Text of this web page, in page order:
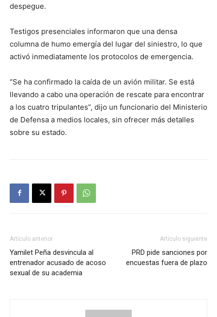
despegue.
Testigos presenciales informaron que una densa
columna de humo emergía del lugar del siniestro, lo que
activó inmediatamente los protocolos de emergencia.
“Se ha confirmado la caída de un avión militar. Se está
llevando a cabo una operación de rescate para encontrar
a los cuatro tripulantes”, dijo un funcionario del Ministerio
de Defensa a medios locales, sin ofrecer más detalles
sobre su estado.
Artículo anterior
Yamilet Peña desvincula al
entrenador acusado de acoso
sexual de su academia
Artículo siguiente
PRD pide sanciones por
encuestas fuera de plazo